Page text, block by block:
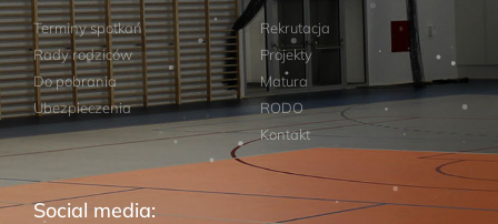
Terminy spotkań
Rady rodziców
Do pobrania
Ubezpieczenia
Rekrutacja
Projekty
Matura
RODO
Kontakt
Social media: